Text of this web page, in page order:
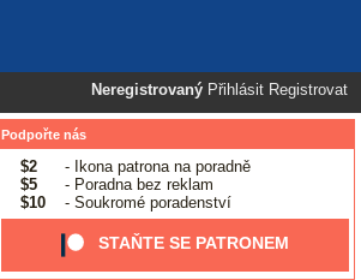
Neregistrovaný Přihlásit Registrovat
Podpořte nás
$2
- Ikona patrona na poradně
$5
- Poradna bez reklam
$10
- Soukromé poradenství
STAŇTE SE PATRONEM